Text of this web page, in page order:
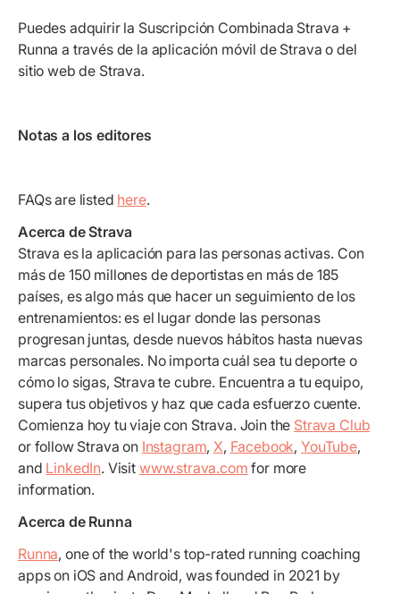
Puedes adquirir la Suscripción Combinada Strava +
Runna a través de la aplicación móvil de Strava o del
sitio web de Strava.
Notas a los editores
FAQs are listed here.
Acerca de Strava
Strava es la aplicación para las personas activas. Con
más de 150 millones de deportistas en más de 185
países, es algo más que hacer un seguimiento de los
entrenamientos: es el lugar donde las personas
progresan juntas, desde nuevos hábitos hasta nuevas
marcas personales. No importa cuál sea tu deporte o
cómo lo sigas, Strava te cubre. Encuentra a tu equipo,
supera tus objetivos y haz que cada esfuerzo cuente.
Comienza hoy tu viaje con Strava. Join the Strava Club
or follow Strava on Instagram,X, Facebook,YouTube,
and LinkedIn. Visit www.strava.com for more
information.
Acerca de Runna
Runna, one of the world's top-rated running coaching
apps on iOS and Android, was founded in 2021 by